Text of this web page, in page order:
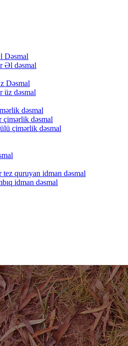
Dəsmal
Əl dəsmal
Dəsmal
üz dəsmal
dəsmal
çimərlik dəsmal
çimərlik dəsmal
quruyan idman dəsmal
idman dəsmal